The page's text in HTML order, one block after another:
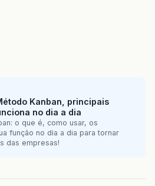
Kanban, principais
no dia a dia
o que é, como usar, os
função no dia a dia para tornar
das empresas!